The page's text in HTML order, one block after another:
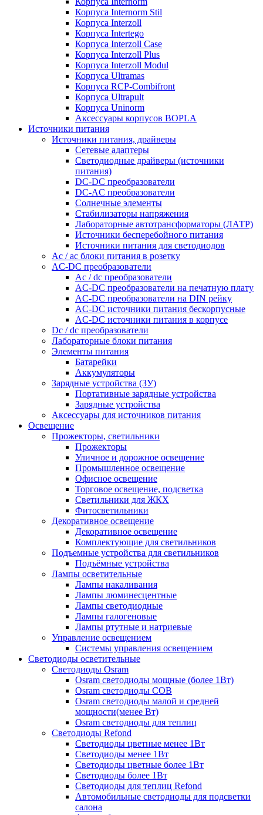
Корпуса Internorm Stil
Корпуса Interzoll
Корпуса Intertego
Корпуса Interzoll Case
Корпуса Interzoll Plus
Корпуса Interzoll Modul
Корпуса Ultramas
Корпуса RCP-Combifront
Корпуса Ultrapult
Корпуса Uninorm
Аксессуары корпусов BOPLA
Источники питания
Источники питания, драйверы
Сетевые адаптеры
Светодиодные драйверы (источники
питания)
DC-DC преобразователи
DC-AC преобразователи
Солнечные элементы
Стабилизаторы напряжения
Лабораторные автотрансформаторы (ЛАТР)
Источники бесперебойного питания
Источники питания для светодиодов
Ac / ac блоки питания в розетку
AC-DC преобразователи
Ac / dc преобразователи
AC-DC преобразователи на печатную плату
AC-DC преобразователи на DIN рейку
AC-DC источники питания бескорпусные
AC-DC источники питания в корпусе
Dc / dc преобразователи
Лабораторные блоки питания
Элементы питания
Батарейки
Аккумуляторы
Зарядные устройства (ЗУ)
Портативные зарядные устройства
Зарядные устройства
Аксессуары для источников питания
Освещение
Прожекторы, светильники
Прожекторы
Уличное и дорожное освещение
Промышленное освещение
Офисное освещение
Торговое освещение, подсветка
Светильники для ЖКХ
Фитосветильники
Декоративное освещение
Декоративное освещение
Комплектующие для светильников
Подъемные устройства для светильников
Подъёмные устройства
Лампы осветительные
Лампы накаливания
Лампы люминесцентные
Лампы светодиодные
Лампы галогеновые
Лампы ртутные и натриевые
Управление освещением
Системы управления освещением
Светодиоды осветительные
Светодиоды Osram
Osram светодиоды мощные (более 1Вт)
Osram светодиоды COB
Osram светодиоды малой и средней
мощности(менее Вт)
Osram светодиоды для теплиц
Светодиоды Refond
Светодиоды цветные менее 1Вт
Светодиоды менее 1Вт
Светодиоды цветные более 1Вт
Светодиоды более 1Вт
Светодиоды для теплиц Refond
Автомобильные светодиоды для подсветки
салона